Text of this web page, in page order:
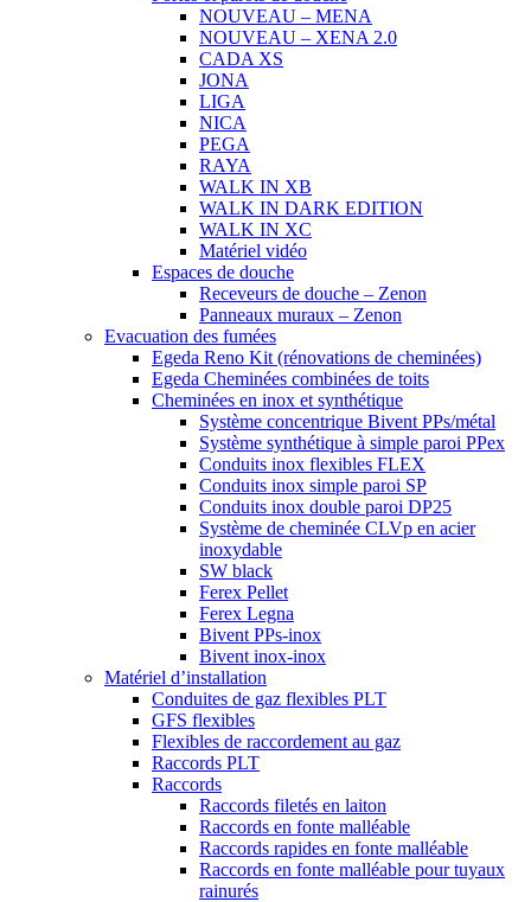
NOUVEAU – MENA
NOUVEAU – XENA 2.0
CADA XS
JONA
LIGA
NICA
PEGA
RAYA
WALK IN XB
WALK IN DARK EDITION
WALK IN XC
Matériel vidéo
Espaces de douche
Receveurs de douche – Zenon
Panneaux muraux – Zenon
Evacuation des fumées
Egeda Reno Kit (rénovations de cheminées)
Egeda Cheminées combinées de toits
Cheminées en inox et synthétique
Système concentrique Bivent PPs/métal
Système synthétique à simple paroi PPex
Conduits inox flexibles FLEX
Conduits inox simple paroi SP
Conduits inox double paroi DP25
Système de cheminée CLVp en acier
inoxydable
SW black
Ferex Pellet
Ferex Legna
Bivent PPs-inox
Bivent inox-inox
Matériel d’installation
Conduites de gaz flexibles PLT
GFS flexibles
Flexibles de raccordement au gaz
Raccords PLT
Raccords
Raccords filetés en laiton
Raccords en fonte malléable
Raccords rapides en fonte malléable
Raccords en fonte malléable pour tuyaux
rainurés